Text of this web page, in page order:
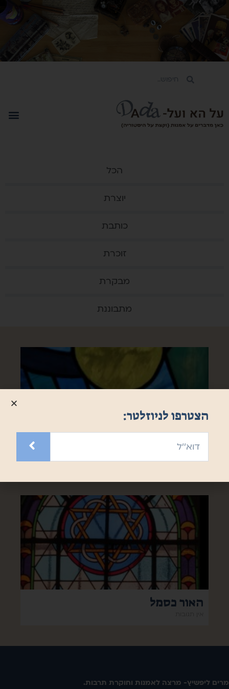
הכל
יוצרת
כותבת
זוכרת
מבקרת
מתבוננת
סליחה, אבא שלך זגג?
האור כסמל
מרים ליפשיץ- מרצה לאמנות וחוקרת תרבות.
הצטרפו לניוזלטר: